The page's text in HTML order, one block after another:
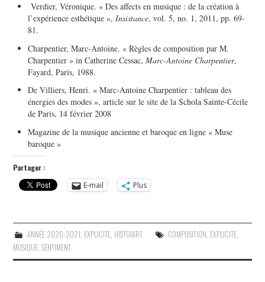
Verdier, Véronique. « Des affects en musique : de la création à
l’expérience esthétique »,Insistance, vol. 5, no. 1, 2011, pp. 69-
81.
Charpentier, Marc-Antoine. « Règles de composition par M.
Charpentier » in Catherine Cessac,Marc-Antoine Charpentier,
Fayard, Paris, 1988.
De Villiers, Henri. « Marc-Antoine Charpentier : tableau des
énergies des modes », article sur le site de la Schola Sainte-Cécile
de Paris, 14 février 2008
Magazine de la musique ancienne et baroque en ligne « Muse
baroque »
Partager :
E-mail
Plus
ANNÉE 2020-2021, EXPLICITE, HISTOI'ART COMPOSITION, EXPLICITE,
MUSIQUE,SENTIMENT